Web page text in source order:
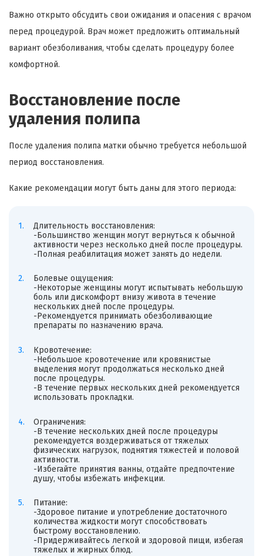
Важно открыто обсудить свои ожидания и опасения с врачом
перед процедурой. Врач может предложить оптимальный
вариант обезболивания, чтобы сделать процедуру более
комфортной.
Восстановление после
удаления полипа
После удаления полипа матки обычно требуется небольшой
период восстановления.
Какие рекомендации могут быть даны для этого периода:
Длительность восстановления:
-Большинство женщин могут вернуться к обычной
активности через несколько дней после процедуры.
-Полная реабилитация может занять до недели.
Болевые ощущения:
-Некоторые женщины могут испытывать небольшую
боль или дискомфорт внизу живота в течение
нескольких дней после процедуры.
-Рекомендуется принимать обезболивающие
препараты по назначению врача.
Кровотечение:
-Небольшое кровотечение или кровянистые
выделения могут продолжаться несколько дней
после процедуры.
-В течение первых нескольких дней рекомендуется
использовать прокладки.
Ограничения:
-В течение нескольких дней после процедуры
рекомендуется воздерживаться от тяжелых
физических нагрузок, поднятия тяжестей и половой
активности.
-Избегайте принятия ванны, отдайте предпочтение
душу, чтобы избежать инфекции.
Питание:
-Здоровое питание и употребление достаточного
количества жидкости могут способствовать
быстрому восстановлению.
-Придерживайтесь легкой и здоровой пищи, избегая
тяжелых и жирных блюд.